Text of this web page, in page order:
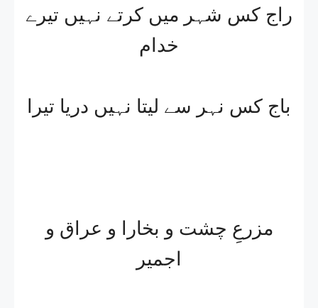
راج کس شہر میں کرتے نہیں تیرے
خدام
باج کس نہر سے لیتا نہیں دریا تیرا
مزرعِ چشت و بخارا و عراق و
اجمیر